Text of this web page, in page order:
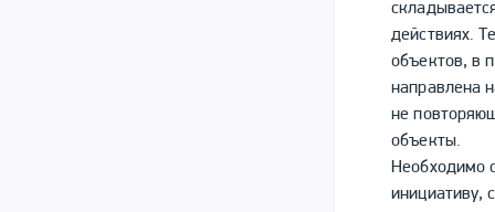
действиях.
объектов, в
направлена
не
объекты.
Необходимо
инициативу,